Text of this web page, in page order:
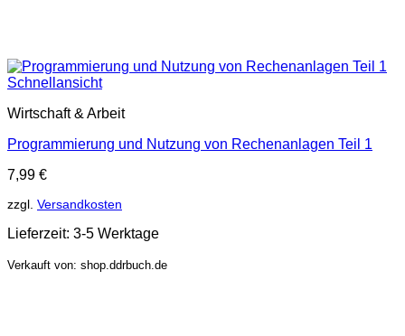
Schnellansicht
Wirtschaft & Arbeit
Programmierung und Nutzung von Rechenanlagen Teil 1
7,99 €
zzgl. Versandkosten
Lieferzeit: 3-5 Werktage
Verkauft von: shop.ddrbuch.de